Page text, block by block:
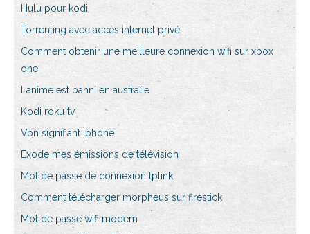
Hulu pour kodi
Torrenting avec accès internet privé
Comment obtenir une meilleure connexion wifi sur xbox
one
Lanime est banni en australie
Kodi roku tv
Vpn signifiant iphone
Exode mes émissions de télévision
Mot de passe de connexion tplink
Comment télécharger morpheus sur firestick
Mot de passe wifi modem